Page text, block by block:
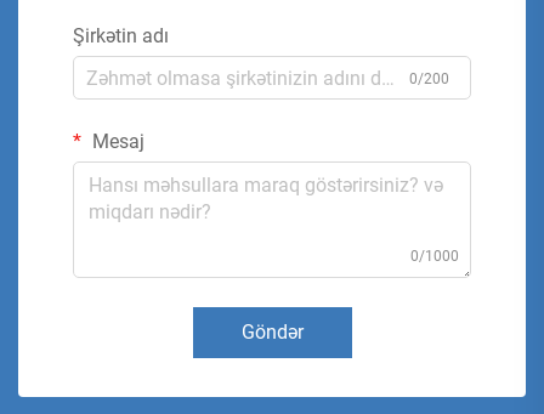
Şirkətin adı
0/200
Mesaj
0/1000
Göndər